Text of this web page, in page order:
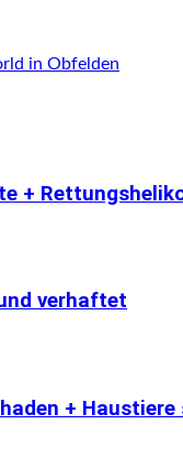
in Obfelden
+
verhaftet
+ Haustiere